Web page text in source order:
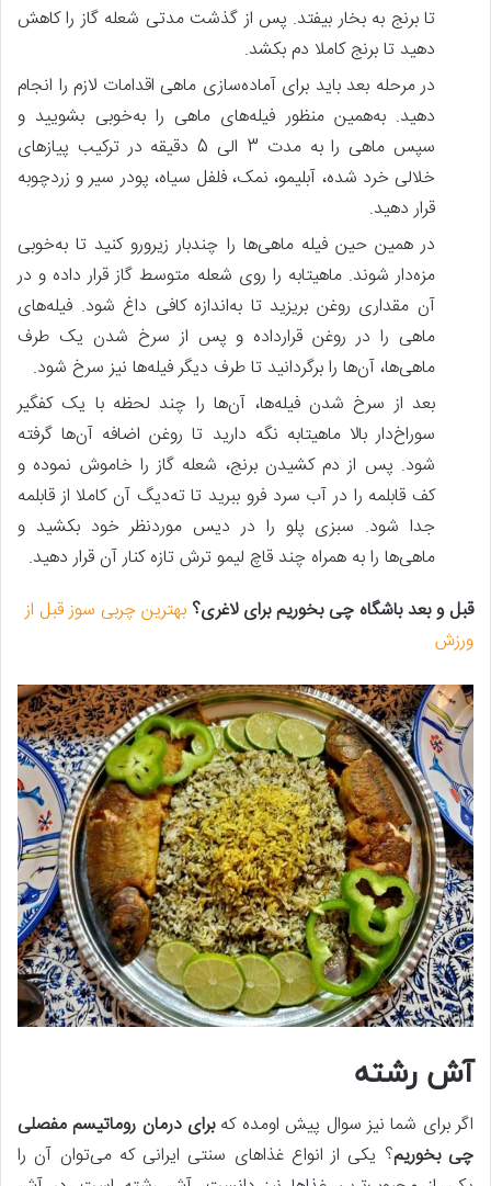
تا برنج به بخار بیفتد. پس‌ از گذشت مدتی شعله گاز را کاهش
دهید تا برنج کاملا دم بکشد.
در مرحله بعد باید برای آماده‌سازی ماهی اقدامات لازم را انجام
دهید. به‌همین منظور فیله‌های ماهی را به‌خوبی بشویید و
سپس ماهی را به مدت 3 الی 5 دقیقه در ترکیب پیازهای
خلالی خرد شده، آبلیمو، نمک، فلفل سیاه، پودر سیر و زردچوبه
قرار دهید.
در همین حین فیله ماهی‌ها را چندبار زیرورو کنید تا به‌خوبی
مزه‌دار شوند. ماهیتابه را روی شعله متوسط گاز قرار داده و در
آن مقداری روغن بریزید تا به‌اندازه کافی داغ شود. فیله‌های
ماهی را در روغن قرارداده و پس‌ از سرخ شدن یک طرف
ماهی‌ها، آن‌ها را برگردانید تا طرف دیگر فیله‌ها نیز سرخ شود.
بعد از سرخ شدن فیله‌ها، آن‌ها را چند لحظه با یک کفگیر
سوراخ‌دار بالا ماهیتابه نگه دارید تا روغن اضافه آن‌ها گرفته
شود. پس‌ از دم کشیدن برنج، شعله گاز را خاموش نموده و
کف قابلمه را در آب سرد فرو ببرید تا ته‌دیگ آن کاملا از قابلمه
جدا شود. سبزی پلو را در دیس موردنظر خود بکشید و
ماهی‌ها را به همراه چند قاچ لیمو ترش تازه کنار آن قرار دهید.
قبل و بعد باشگاه چی بخوریم برای لاغری؟ بهترین چربی سوز قبل از
ورزش
آش رشته
اگر برای شما نیز سوال پیش اومده کهبرای درمان روماتیسم مفصلی
چی بخوریم؟ یکی از انواع غذاهای سنتی ایرانی که می‌توان آن را